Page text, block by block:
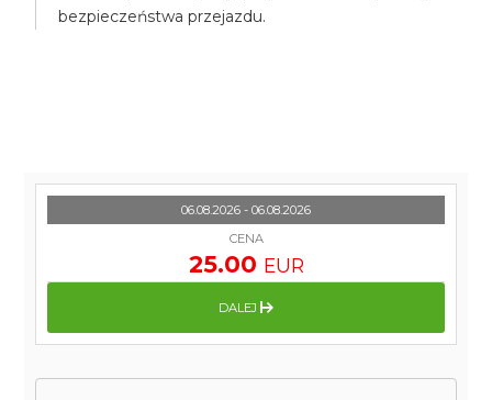
bezpieczeństwa przejazdu.
06.08.2026 - 06.08.2026
CENA
25.00 EUR
DALEJ